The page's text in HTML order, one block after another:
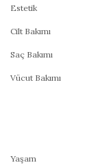
Estetik
Cilt Bakımı
Saç Bakımı
Vücut Bakımı
Yaşam